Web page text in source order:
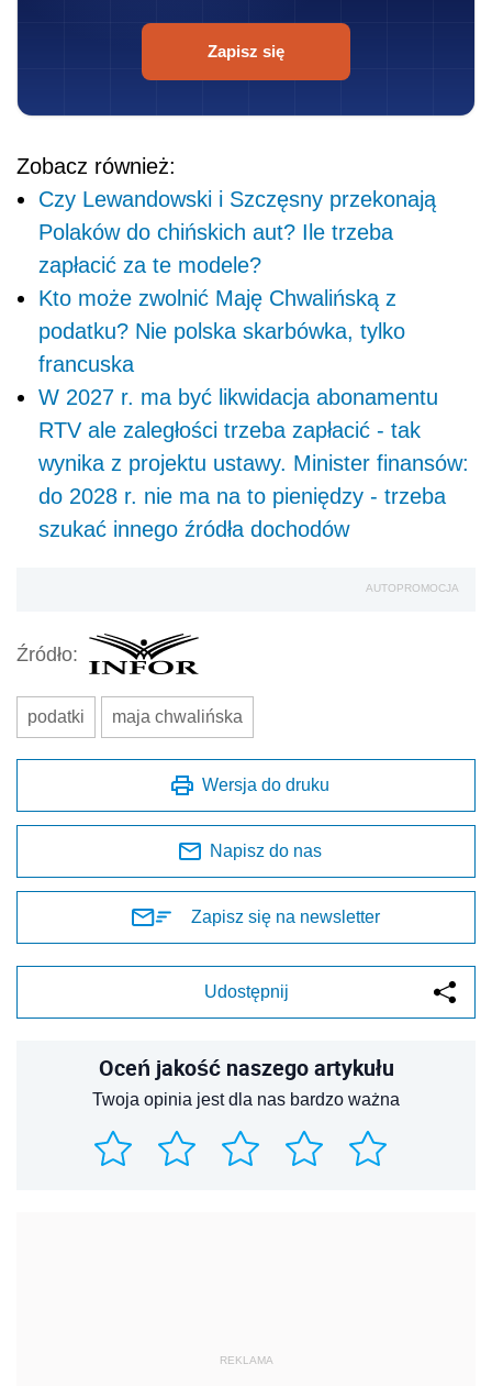
Zapisz się
Zobacz również:
Czy Lewandowski i Szczęsny przekonają
Polaków do chińskich aut? Ile trzeba
zapłacić za te modele?
Kto może zwolnić Maję Chwalińską z
podatku? Nie polska skarbówka, tylko
francuska
W 2027 r. ma być likwidacja abonamentu
RTV ale zaległości trzeba zapłacić - tak
wynika z projektu ustawy. Minister finansów:
do 2028 r. nie ma na to pieniędzy - trzeba
szukać innego źródła dochodów
AUTOPROMOCJA
Źródło:
podatki maja chwalińska
Wersja do druku
Napisz do nas
Zapisz się na newsletter
Udostępnij
Oceń jakość naszego artykułu
Twoja opinia jest dla nas bardzo ważna
REKLAMA